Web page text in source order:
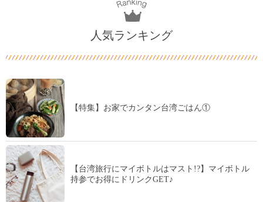
人気ランキング
【特集】お家でカンタン台湾ごはん①
【台湾旅行にマイボトルはマスト!?】マイボトル
持参でお得にドリンクGET♪